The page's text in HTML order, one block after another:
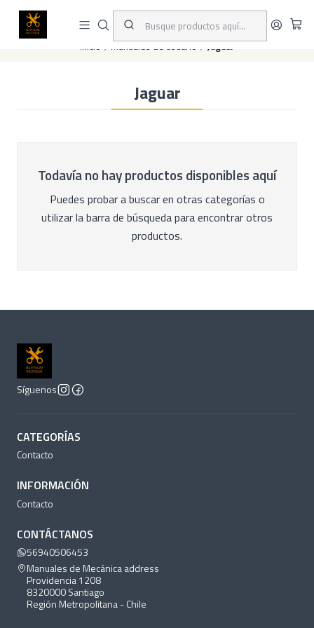
Este es el texto del slide
Inicio Manuales de usuario Jaguar
Jaguar
Todavía no hay productos disponibles aquí
Puedes probar a buscar en otras categorías o
utilizar la barra de búsqueda para encontrar otros
productos.
Síguenos
CATEGORÍAS
Contacto
INFORMACIÓN
Contacto
CONTÁCTANOS
56940506453
Manuales de Mecánica address
Providencia 1208
8320000 Santiago
Región Metropolitana - Chile